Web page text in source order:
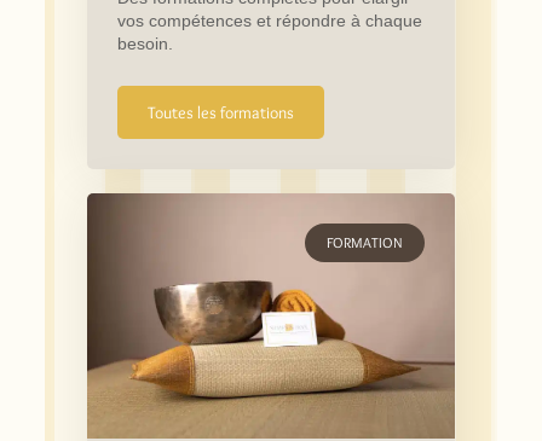
vos compétences et répondre à chaque
besoin.
Toutes les formations
FORMATION